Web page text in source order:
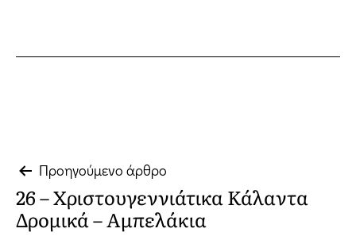
Πλοήγηση
άρθρων
Προηγούμενο άρθρο
26 – Χριστουγεννιάτικα Κάλαντα
Δρομικά – Αμπελάκια